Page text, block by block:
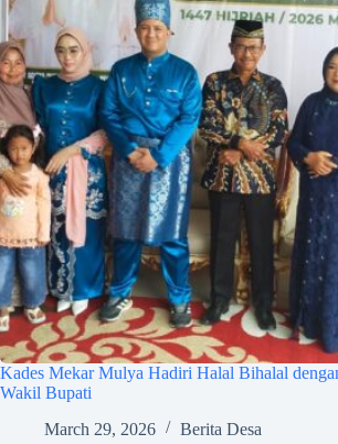
Kades Mekar Mulya Hadiri Halal Bihalal
Wakil Bupati
March 29, 2026
Berita Desa